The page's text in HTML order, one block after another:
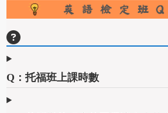
Q：托福班上課時數